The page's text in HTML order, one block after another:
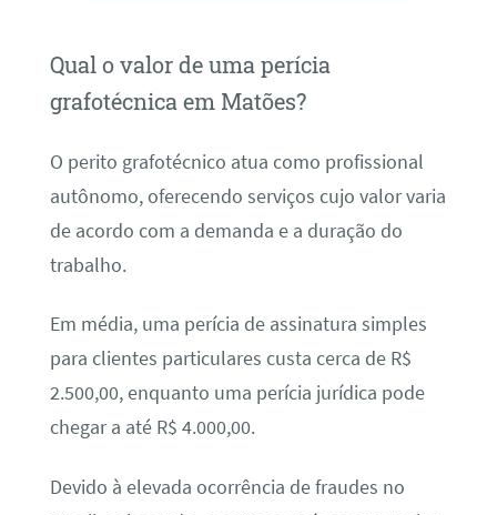
Qual o valor de uma perícia
grafotécnica em Matões?
O perito grafotécnico atua como profissional
autônomo, oferecendo serviços cujo valor varia
de acordo com a demanda e a duração do
trabalho.
Em média, uma perícia de assinatura simples
para clientes particulares custa cerca de R$
2.500,00, enquanto uma perícia jurídica pode
chegar a até R$ 4.000,00.
Devido à elevada ocorrência de fraudes no